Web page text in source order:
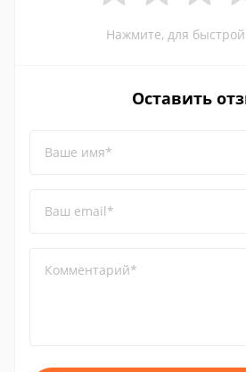
Нажмите, для
Оставить
Ваше имя*
Ваш email*
Комментарий*